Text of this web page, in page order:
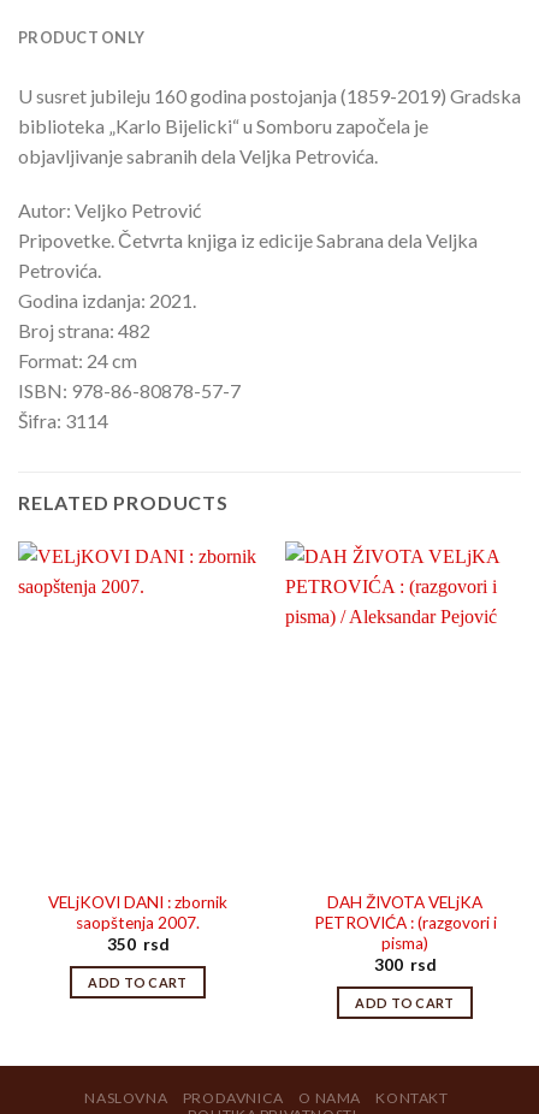
PRODUCT ONLY
U susret jubileju 160 godina postojanja (1859-2019) Gradska
biblioteka „Karlo Bijelicki“ u Somboru započela je
objavljivanje sabranih dela Veljka Petrovića.
Autor: Veljko Petrović
Pripovetke. Četvrta knjiga iz edicije Sabrana dela Veljka
Petrovića.
Godina izdanja: 2021.
Broj strana: 482
Format: 24 cm
ISBN: 978-86-80878-57-7
Šifra: 3114
RELATED PRODUCTS
VELjKOVI DANI : zbornik
saopštenja 2007.
350 rsd
ADD TO CART
DAH ŽIVOTA VELjKA
PETROVIĆA : (razgovori i
pisma)
300 rsd
ADD TO CART
NASLOVNA PRODAVNICA O NAMA
KONTAKT